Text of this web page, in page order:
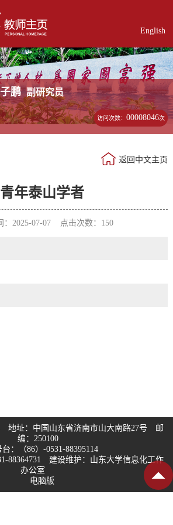
English
鹏 副研究员
访问次数：00008046次
返回中文主页
青年泰山学者
：2025-07-07 点击次数： 150
址：中国山东省济南市山大南路27号 邮
编：250100
：（86）-0531-88395114
88364731 建设维护：山东大学信息化工作
办公室
电脑版